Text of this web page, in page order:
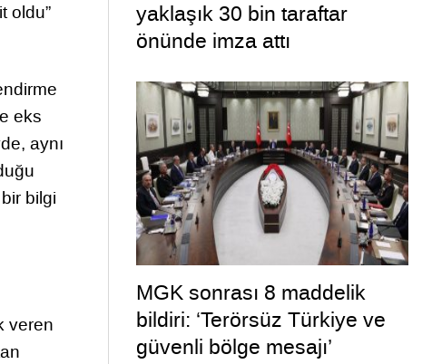
oldu”
eks
aynı
bilgi
veren
yaklaşık 30 bin taraftar
önünde imza attı
MGK sonrası 8 maddelik
bildiri: ‘Terörsüz Türkiye ve
güvenli bölge mesajı’